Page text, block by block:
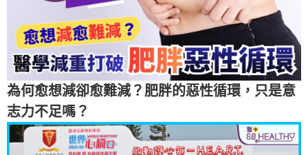
為何愈想減卻愈難減？肥胖的惡性循環，只是意
志力不足嗎？